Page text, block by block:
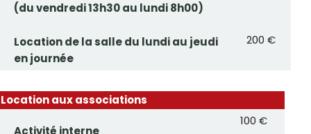
(du vendredi 13h30 au lundi 8h00)
Location de la salle du lundi au jeudi
en journée
200 €
Location aux associations
Activité interne
100 €